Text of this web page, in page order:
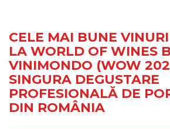
CELE MAI BUNE
LA WORLD OF WINES
VINIMONDO (WOW
SINGURA DEGUSTARE
PROFESIONALĂ DE
DIN ROMÂNIA